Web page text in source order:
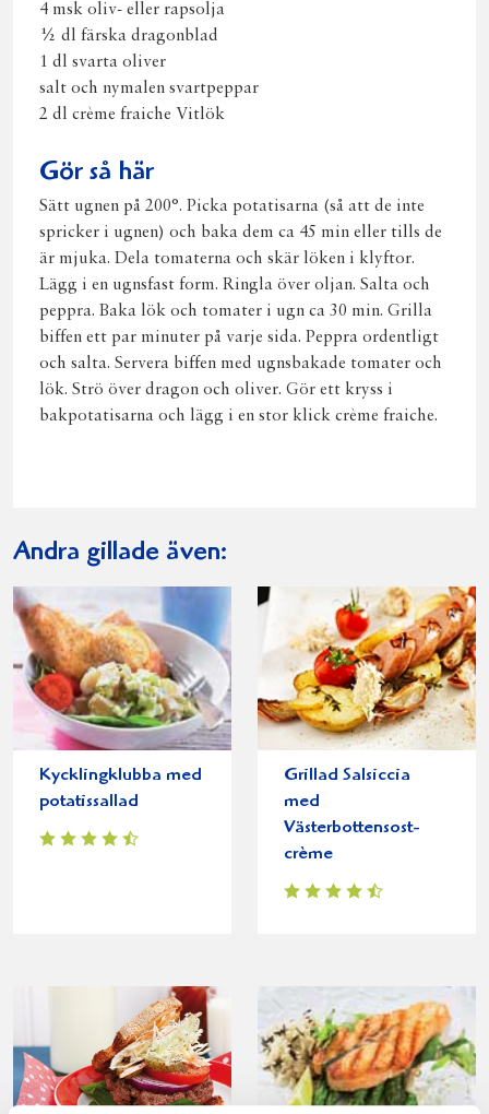
4 msk oliv- eller rapsolja
½ dl färska dragonblad
1 dl svarta oliver
salt och nymalen svartpeppar
2 dl crème fraiche Vitlök
Gör så här
Sätt ugnen på 200°. Picka potatisarna (så att de inte
spricker i ugnen) och baka dem ca 45 min eller tills de
är mjuka. Dela tomaterna och skär löken i klyftor.
Lägg i en ugnsfast form. Ringla över oljan. Salta och
peppra. Baka lök och tomater i ugn ca 30 min. Grilla
biffen ett par minuter på varje sida. Peppra ordentligt
och salta. Servera biffen med ugnsbakade tomater och
lök. Strö över dragon och oliver. Gör ett kryss i
bakpotatisarna och lägg i en stor klick crème fraiche.
Andra gillade även:
Kycklingklubba med
potatissallad
Grillad Salsiccia
med
Västerbottensost-
crème